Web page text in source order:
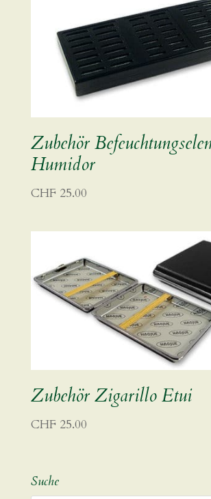
Zubehör
Humidor
CHF 25.00
Zubehör Zigarillo Etui
CHF 25.00
Suche